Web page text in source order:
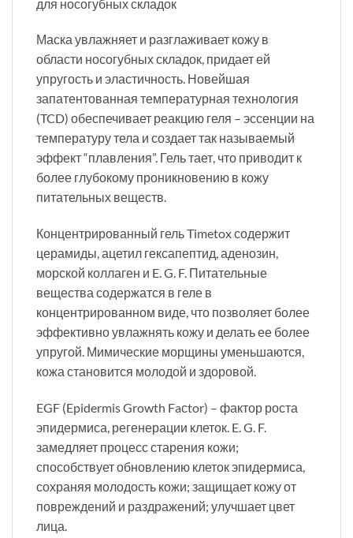
для носогубных складок
Маска увлажняет и разглаживает кожу в
области носогубных складок, придает ей
упругость и эластичность. Новейшая
запатентованная температурная технология
(TCD) обеспечивает реакцию геля – эссенции на
температуру тела и создает так называемый
эффект “плавления”. Гель тает, что приводит к
более глубокому проникновению в кожу
питательных веществ.
Концентрированный гель Timetox содержит
церамиды, ацетил гексапептид, аденозин,
морской коллаген и E. G. F. Питательные
вещества содержатся в геле в
концентрированном виде, что позволяет более
эффективно увлажнять кожу и делать ее более
упругой. Мимические морщины уменьшаются,
кожа становится молодой и здоровой.
EGF (Epidermis Growth Faсtor) – фактор роста
эпидермиса, регенерации клеток. E. G. F.
замедляет процесс старения кожи;
способствует обновлению клеток эпидермиса,
сохраняя молодость кожи; защищает кожу от
повреждений и раздражений; улучшает цвет
лица.